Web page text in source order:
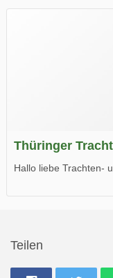
Wir wünschen Euch
Thüringer
Hallo liebe Trachten-
Teilen